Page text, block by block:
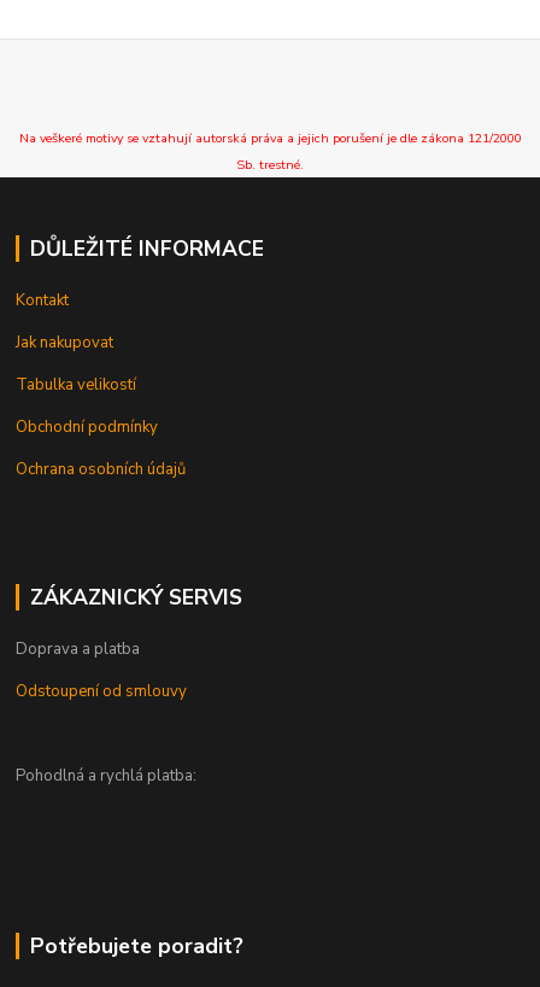
Na veškeré motivy se vztahují autorská práva a jejich porušení je dle zákona 121/2000
Sb. trestné.
DŮLEŽITÉ INFORMACE
Kontakt
Jak nakupovat
Tabulka velikostí
Obchodní podmínky
Ochrana osobních údajů
ZÁKAZNICKÝ SERVIS
Doprava a platba
Odstoupení od smlouvy
Pohodlná a rychlá platba:
Potřebujete poradit?